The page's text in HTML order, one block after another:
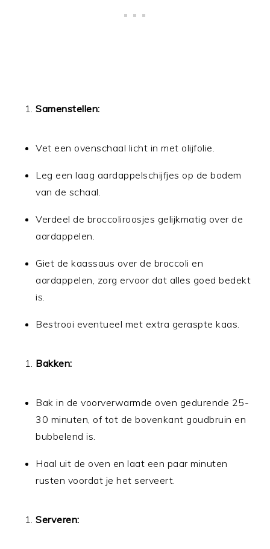
Samenstellen:
Vet een ovenschaal licht in met olijfolie.
Leg een laag aardappelschijfjes op de bodem
van de schaal.
Verdeel de broccoliroosjes gelijkmatig over de
aardappelen.
Giet de kaassaus over de broccoli en
aardappelen, zorg ervoor dat alles goed bedekt
is.
Bestrooi eventueel met extra geraspte kaas.
Bakken:
Bak in de voorverwarmde oven gedurende 25-
30 minuten, of tot de bovenkant goudbruin en
bubbelend is.
Haal uit de oven en laat een paar minuten
rusten voordat je het serveert.
Serveren: